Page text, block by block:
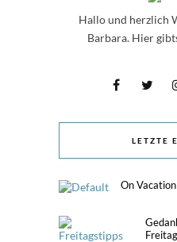
Hallo und herzlich
Barbara. Hier
LETZTE
On Vacation